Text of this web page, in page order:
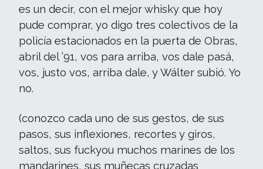
es un decir, con el mejor whisky que hoy
pude comprar, yo digo tres colectivos de la
policía estacionados en la puerta de Obras,
abril del ’91, vos para arriba, vos dale pasá,
vos, justo vos, arriba dale, y Wálter subió. Yo
no.
(conozco cada uno de sus gestos, de sus
pasos, sus inflexiones, recortes y giros,
saltos, sus fuckyou muchos marines de los
mandarines, sus muñecas cruzadas